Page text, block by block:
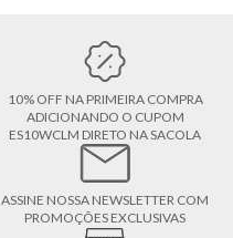
10% OFF NA PRIMEIRA COMPRA
ADICIONANDO O CUPOM
ES10WCLM DIRETO NA SACOLA
ASSINE NOSSA NEWSLETTER COM
PROMOÇÕES EXCLUSIVAS